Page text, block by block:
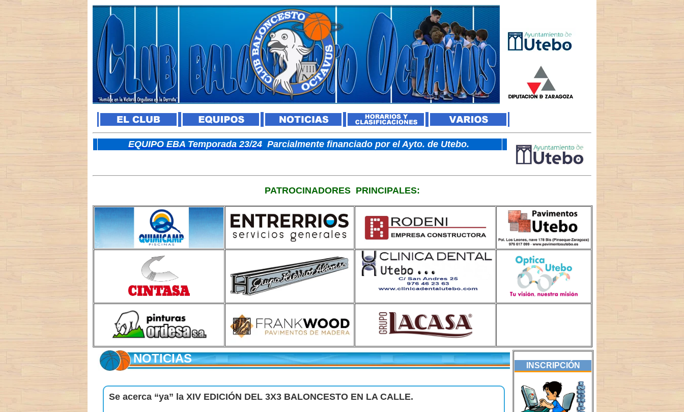
EQUIPO EBA Temporada 23/24 Parcialmente financiado por el Ayto. de Utebo.
PATROCINADORES PRINCIPALES:
NOTICIAS
Se acerca “ya” la XIV EDICIÓN DEL 3X3 BALONCESTO EN LA CALLE.
INSCRIPCIÓN